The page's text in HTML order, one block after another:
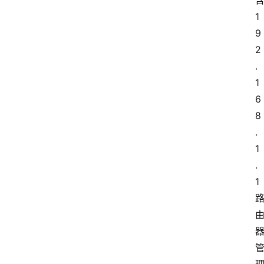
1
9
2
.
1
6
8
.
1
.
1
路
由
器
管